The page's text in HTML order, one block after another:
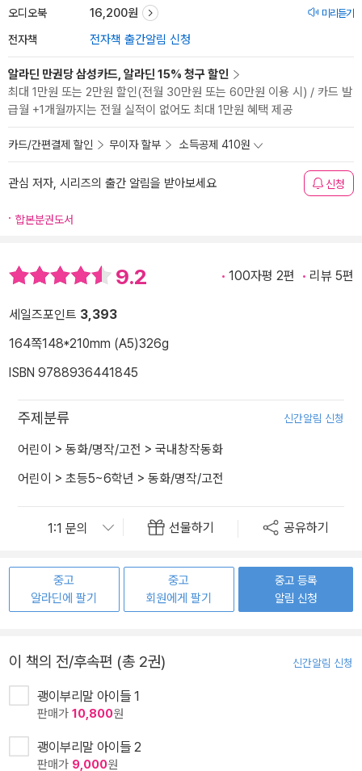
오디오북 16,200원 미리듣기
전자책 전자책 출간알림 신청
알라딘 만권당 삼성카드, 알라딘 15% 청구 할인
최대 1만원 또는 2만원 할인(전월 30만원 또는 60만원 이용 시) / 카드 발
급월 +1개월까지는 전월 실적이 없어도 최대 1만원 혜택 제공
카드/간편결제 할인 무이자 할부 소득공제 410원
관심 저자, 시리즈의 출간 알림을 받아보세요 신청
합본분권도서
9.2 100자평 2편 리뷰 5편
세일즈포인트 3,393
164쪽148*210mm (A5)326g
ISBN 9788936441845
주제분류 신간알림 신청
어린이 > 동화/명작/고전 > 국내창작동화
어린이 > 초등5~6학년 > 동화/명작/고전
선물하기 공유하기
중고
알라딘에 팔기
중고
회원에게 팔기
중고 등록
알림 신청
이 책의 전/후속편 (총 2권) 신간알림 신청
괭이부리말 아이들 1
판매가 10,800원
괭이부리말 아이들 2
판매가 9,000원